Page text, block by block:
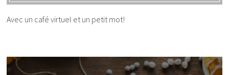
Avec un café virtuel et un petit mot!